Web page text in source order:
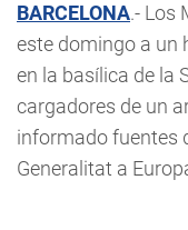
BARCELONA.- Los
este domingo a un
en la basílica de la
cargadores de un
informado fuentes
Generalitat a